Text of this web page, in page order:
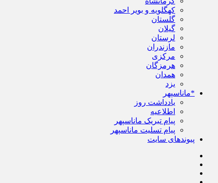
کهگلویه و بویر احمد
گلستان
گیلان
لرستان
مازندران
مرکزی
هرمزگان
همدان
یزد
*ماناسپهر
یادداشت روز
اطلاعیه
پیام تبریک ماناسپهر
پیام تسلیت ماناسپهر
پیوندهای سایت